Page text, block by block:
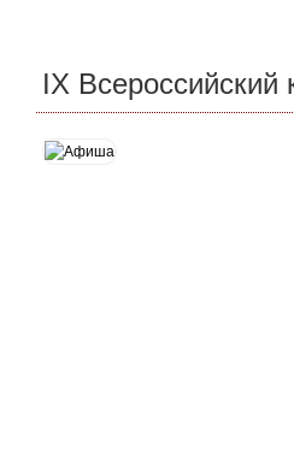
IX Всероссийский